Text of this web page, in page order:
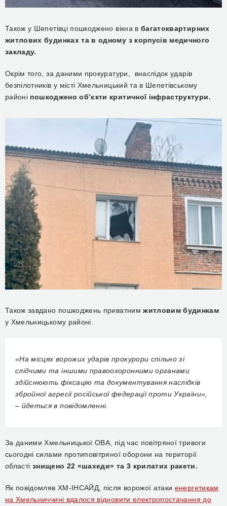
Також у Шепетівці пошкоджено вікна в багатоквартирних
житлових будинках та в одному з корпусів медичного
закладу.
Окрім того, за даними прокуратури,
внаслідок ударів
безпілотників у місті Хмельницький та в Шепетівському
районі пошкоджено об’єкти критичної інфраструктури.
Також завдано пошкоджень приватнимжитловим будинкам
у Хмельницькому районі.
«На місцях ворожих ударів прокурори спільно зі
слідчими та іншими правоохоронними органами
здійснюють фіксацію та документування наслідків
збройної агресії російської федерації проти України»,
– йдеться в повідомленні.
За даними Хмельницької ОВА, під час повітряної тривоги
сьогодні силами протиповітряної оборони на території
області знищено 22 «шахеди» та 3 крилатих ракети.
Як повідомляв ХМ-ІНСАЙД, після ворожої атаки енергетикам
на Хмельниччині вдалося відновити електропостачання до